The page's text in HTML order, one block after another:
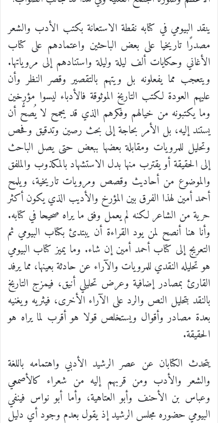
ينقد البيومي في كتابه نقطة الاستعانة بكتب الأدب والشعر
مصدرًا تاريخيا على بعض الباحثين واعتمادهم على كتاب
الأغاني وحكايات ألف ليلة وليلة واستنادهم إلى مروياتها.
ويتعجب مما يفعلونه بل ويتهم بالتقصير وقصر النظر وأن
عليهم العودة لكتب التاريخ الموثوقة فالأدباء ليسوا مؤرخين
وما يكتبونه من خيالهم وفكرهم الذي قد يجمح لا يُصحُّ أن
يستند إليه، بل الأمر بحاجة إلى بحث رصين وتدقيق وفحص
وتحليل للمرويات ومقابلة بعضها ببعض حتى يصل الباحث
إلى الحقيقة أو يقترب منها بدل الاستشهاد بالمكذوب والملفق
والموضوع من أحاديث وقصص ومرويات تاريخية، ويلمح
أحمد أمين لهذا الفرق بين المؤرخ والأديب الذي يكون أكثر
حرية من الشاعر لكنه لم يعمل وفق ما يراه صحيحا في كتابه.
وأنا هنا أنصح لمن يود القراءة أن يبتدئ بكتاب البيومي ثم
التعريج إلى كتاب أحمد أمين إن شاء. وما يميز كتاب البيومي
هو تحليله النقدي للمرويات والآراء عن حادثة بعينها، مما يرفد
القارئ بمصادر إضافية وعرض تحليلي أنيق، فيمزج التاريخ
بالنقد بتحليل النص والرد على الآراء الأخرى، فيثريه ويغنيه
بعدة مصادر وأقوال ويستخلص قولا هو أقرب لما يراه هو
الحقيقة.
يتحدث الكتابان عن عصر الرشيد الأدبي واهتمامه باللغة
والشعر والأدب ومن قربهم إليه من شعراء كالأصمعي
وعباس بن الأحنف وأبو العتاهية، وأما أبو نواس فينفي
البيومي حضوره مجلس الرشيد إذ يقول بعدم وجود أي دليل